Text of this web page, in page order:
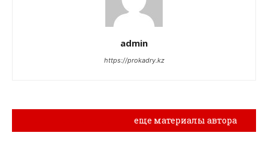
admin
https://prokadry.kz
еще материалы автора